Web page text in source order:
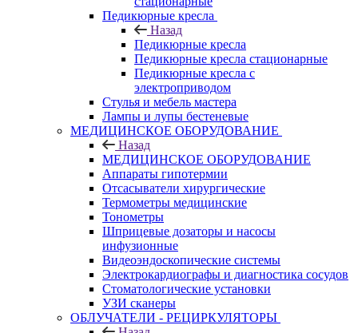
Педикюрные кресла
Назад
Педикюрные кресла
Педикюрные кресла стационарные
Педикюрные кресла с
электроприводом
Стулья и мебель мастера
Лампы и лупы бестеневые
МЕДИЦИНСКОЕ ОБОРУДОВАНИЕ
Назад
МЕДИЦИНСКОЕ ОБОРУДОВАНИЕ
Аппараты гипотермии
Отсасыватели хирургические
Термометры медицинские
Тонометры
Шприцевые дозаторы и насосы
инфузионные
Видеоэндоскопические системы
Электрокардиографы и диагностика сосудов
Стоматологические установки
УЗИ сканеры
ОБЛУЧАТЕЛИ - РЕЦИРКУЛЯТОРЫ